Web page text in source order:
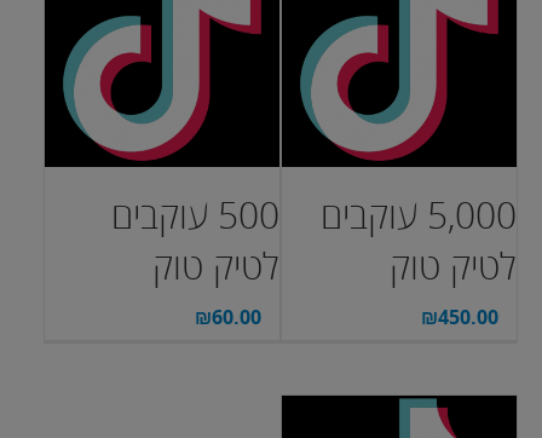
5,000 עוקבים
לטיק טוק
₪450.00
500 עוקבים
לטיק טוק
₪60.00